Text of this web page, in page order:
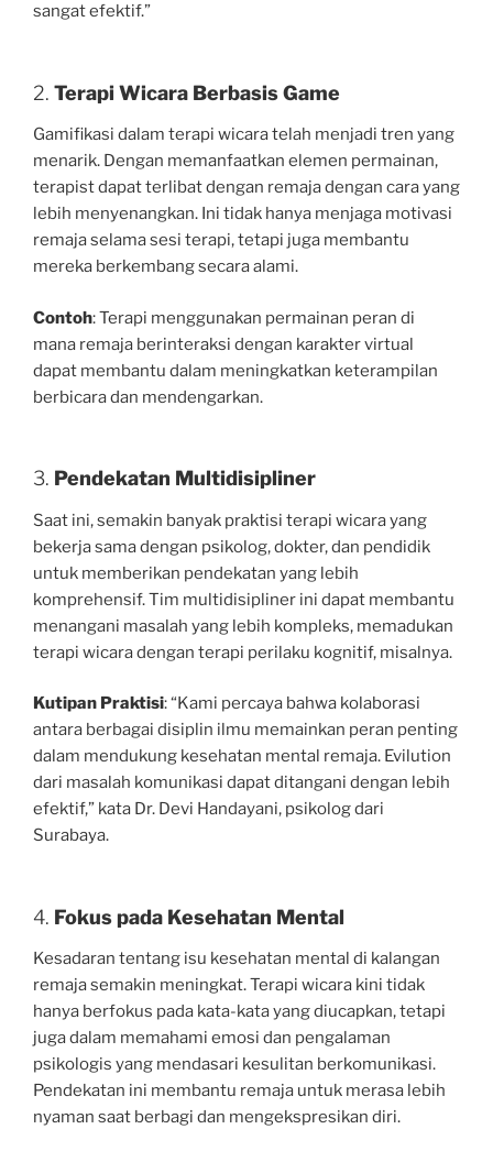
sangat efektif.”
2. Terapi Wicara Berbasis Game
Gamifikasi dalam terapi wicara telah menjadi tren yang
menarik. Dengan memanfaatkan elemen permainan,
terapist dapat terlibat dengan remaja dengan cara yang
lebih menyenangkan. Ini tidak hanya menjaga motivasi
remaja selama sesi terapi, tetapi juga membantu
mereka berkembang secara alami.
Contoh: Terapi menggunakan permainan peran di
mana remaja berinteraksi dengan karakter virtual
dapat membantu dalam meningkatkan keterampilan
berbicara dan mendengarkan.
3. Pendekatan Multidisipliner
Saat ini, semakin banyak praktisi terapi wicara yang
bekerja sama dengan psikolog, dokter, dan pendidik
untuk memberikan pendekatan yang lebih
komprehensif. Tim multidisipliner ini dapat membantu
menangani masalah yang lebih kompleks, memadukan
terapi wicara dengan terapi perilaku kognitif, misalnya.
Kutipan Praktisi: “Kami percaya bahwa kolaborasi
antara berbagai disiplin ilmu memainkan peran penting
dalam mendukung kesehatan mental remaja. Evilution
dari masalah komunikasi dapat ditangani dengan lebih
efektif,” kata Dr. Devi Handayani, psikolog dari
Surabaya.
4. Fokus pada Kesehatan Mental
Kesadaran tentang isu kesehatan mental di kalangan
remaja semakin meningkat. Terapi wicara kini tidak
hanya berfokus pada kata-kata yang diucapkan, tetapi
juga dalam memahami emosi dan pengalaman
psikologis yang mendasari kesulitan berkomunikasi.
Pendekatan ini membantu remaja untuk merasa lebih
nyaman saat berbagi dan mengekspresikan diri.